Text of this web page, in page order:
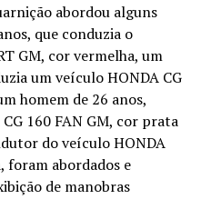
abordou alguns
que conduzia o
GM, cor vermelha, um
um veículo HONDA CG
homem de 26 anos,
160 FAN GM, cor prata
do veículo HONDA
foram abordados e
de manobras